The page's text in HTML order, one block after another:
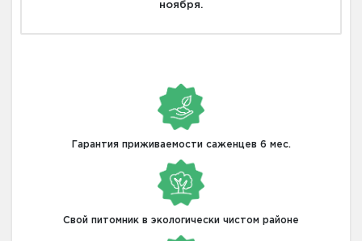
ноября.
Гарантия приживаемости саженцев 6 мес.
Свой питомник в экологически чистом районе